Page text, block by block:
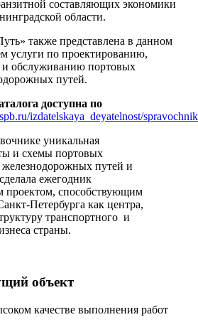
составляющих экономики
области.
также представлена в данном
услуги по проектированию,
и обслуживанию портовых
путей.
доступна по
izdatelskaya_deyatelnost/
уникальная
и схемы портовых
железнодорожных путей и
ежегодник
способствующим
Петербурга как центра,
транспортного и
страны.
объект
качестве выполнения работ